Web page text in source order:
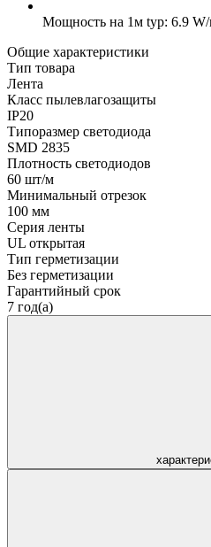
Мощность на 1м typ: 6.9
Общие характеристики
Тип товара
Лента
Класс пылевлагозащиты
IP20
Типоразмер светодиода
SMD 2835
Плотность светодиодов
60 шт/м
Минимальный отрезок
100 мм
Серия ленты
UL открытая
Тип герметизации
Без герметизации
Гарантийный срок
7 год(а)